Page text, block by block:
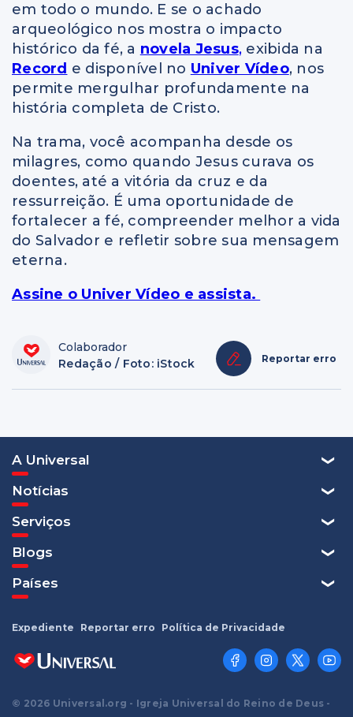
em todo o mundo. E se o achado
arqueológico nos mostra o impacto
histórico da fé, a novela Jesus, exibida na
Record e disponível no Univer Vídeo, nos
permite mergulhar profundamente na
história completa de Cristo.
Na trama, você acompanha desde os
milagres, como quando Jesus curava os
doentes, até a vitória da cruz e da
ressurreição. É uma oportunidade de
fortalecer a fé, compreender melhor a vida
do Salvador e refletir sobre sua mensagem
eterna.
Assine o Univer Vídeo e assista.
Colaborador
Redação / Foto: iStock
Reportar erro
A Universal
Notícias
Serviços
Blogs
Países
© 2026 Universal.org - Igreja Universal do Reino de Deus -
Expediente Reportar erro Política de Privacidade